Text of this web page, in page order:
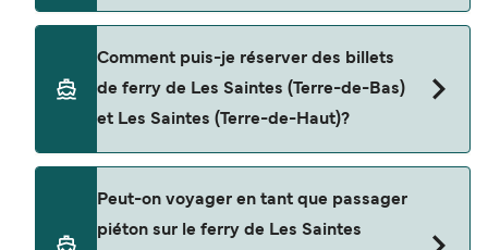
Comment puis-je réserver des billets
de ferry de Les Saintes (Terre-de-Bas)
et Les Saintes (Terre-de-Haut)?
notre moteur de recherche et consultez notre
Peut-on voyager en tant que passager
piéton sur le ferry de Les Saintes